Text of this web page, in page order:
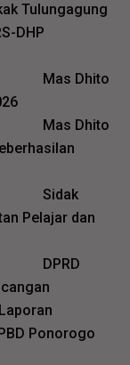
Tulungagung
DHP
Mas Dhito
Mas Dhito
Sidak
Pelajar dan
DPRD
Ponorogo